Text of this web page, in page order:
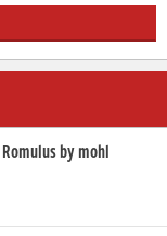
by mohl